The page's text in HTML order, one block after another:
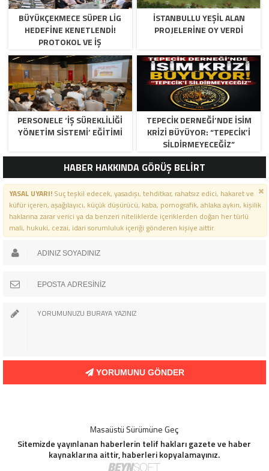
BÜYÜKÇEKMECE SÜPER LİG
HEDEFİNE KENETLENDİ!
PROTOKOL VE İŞ
DÜNYASINDAN BASKETBOL
TAKIMINA TAM DESTEK…
İSTANBULLU YEŞİL ALAN
PROJELERİNE OY VERDİ
PERSONELE ‘İŞ SÜREKLİLİĞİ
YÖNETİM SİSTEMİ’ EĞİTİMİ
TEPECİK DERNEĞİ’NDE İSİM
KRİZİ BÜYÜYOR: “TEPECİK’İ
SİLDİRMEYECEĞİZ”
HABER HAKKINDA GÖRÜŞ BELİRT
YASAL UYARI!Suç teşkil edecek, yasadışı, tehditkar, rahatsız edici, hakaret ve
küfür içeren, aşağılayıcı, küçük düşürücü, kaba, pornografik, ahlaka aykırı, kişilik
haklarına zarar verici ya da benzeri niteliklerde içeriklerden doğan her türlü
mali, hukuki, cezai, idari sorumluluk içeriği gönderen kişiye aittir.
YORUMUNU GÖNDER
Masaüstü Sürümüne Geç
Sitemizde yayınlanan haberlerin telif hakları gazete ve haber
kaynaklarına aittir, haberleri kopyalamayınız.